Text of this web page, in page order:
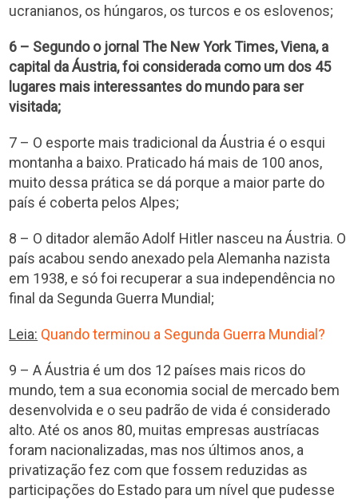
ucranianos, os húngaros, os turcos e os eslovenos;
6 – Segundo o jornal The New York Times, Viena, a
capital da Áustria, foi considerada como um dos 45
lugares mais interessantes do mundo para ser
visitada;
7 – O esporte mais tradicional da Áustria é o esqui
montanha a baixo. Praticado há mais de 100 anos,
muito dessa prática se dá porque a maior parte do
país é coberta pelos Alpes;
8 – O ditador alemão Adolf Hitler nasceu na Áustria. O
país acabou sendo anexado pela Alemanha nazista
em 1938, e só foi recuperar a sua independência no
final da Segunda Guerra Mundial;
Leia: Quando terminou a Segunda Guerra Mundial?
9 – A Áustria é um dos 12 países mais ricos do
mundo, tem a sua economia social de mercado bem
desenvolvida e o seu padrão de vida é considerado
alto. Até os anos 80, muitas empresas austríacas
foram nacionalizadas, mas nos últimos anos, a
privatização fez com que fossem reduzidas as
participações do Estado para um nível que pudesse